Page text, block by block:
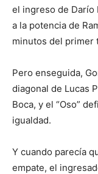
el ingreso de Darío
a la potencia de
minutos del primer
Pero enseguida,
diagonal de Lucas
Boca, y el “Oso”
igualdad.
Y cuando parecía
empate, el